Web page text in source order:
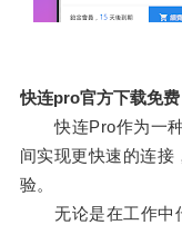
快连pro官方下载免费
快连Pro作为一种
间实现更快速的连接
验。
无论是在工作中传